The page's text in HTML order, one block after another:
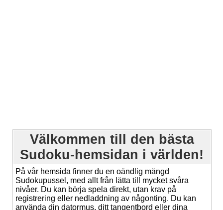
Välkommen till den bästa
Sudoku-hemsidan i världen!
På vår hemsida finner du en oändlig mängd
Sudokupussel, med allt från lätta till mycket svåra
nivåer. Du kan börja spela direkt, utan krav på
registrering eller nedladdning av någonting. Du kan
använda din datormus, ditt tangentbord eller dina